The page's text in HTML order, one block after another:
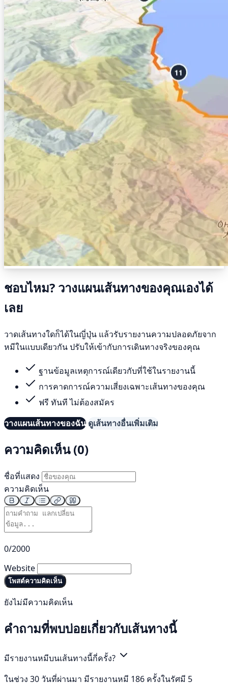
ชอบไหม? วางแผนเส้นทางของคุณเองได้
เลย
วาดเส้นทางใดก็ได้ในญี่ปุ่น แล้วรับรายงานความปลอดภัยจาก
หมีในแบบเดียวกัน ปรับให้เข้ากับการเดินทางจริงของคุณ
ฐานข้อมูลเหตุการณ์เดียวกับที่ใช้ในรายงานนี้
การคาดการณ์ความเสี่ยงเฉพาะเส้นทางของคุณ
ฟรี ทันที ไม่ต้องสมัคร
วางแผนเส้นทางของฉัน ดูเส้นทางอื่นเพิ่มเติม
ความคิดเห็น (0)
ชื่อที่แสดง
ความคิดเห็น
0/2000
Website
โพสต์ความคิดเห็น
ยังไม่มีความคิดเห็น
คำถามที่พบบ่อยเกี่ยวกับเส้นทางนี้
มีรายงานหมีบนเส้นทางนี้กี่ครั้ง?
ในช่วง 30 วันที่ผ่านมา มีรายงานหมี 186 ครั้งในรัศมี 5